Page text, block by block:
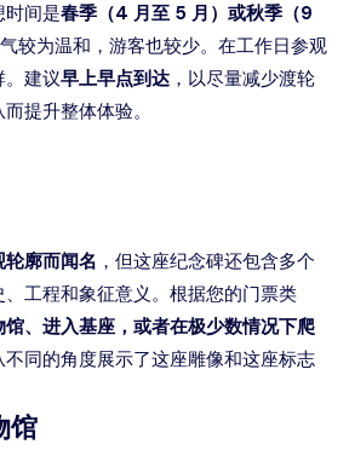
时间是春季（4 月至 5 月）或秋季（9
气较为温和，游客也较少。在工作日参观
。建议早上早点到达 ，以尽量减少渡轮
提升整体体验。
轮廓而闻名 ，但这座纪念碑还包含多个
工程和象征意义。根据您的门票类
馆、进入基座，或者在极少数情况下爬
不同的角度展示了这座雕像和这座标志
馆